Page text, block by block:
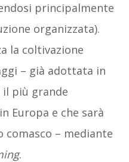
principalmente
organizzata).
la coltivazione
– già adottata in
più grande
Europa e che sarà
comasco – mediante
.